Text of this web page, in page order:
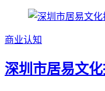
商业认知
深圳市居易文